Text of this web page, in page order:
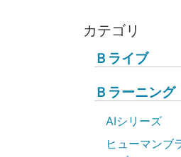
カテゴリ
Ｂライブ
Ｂラーニング
AIシリーズ
ヒューマンブ